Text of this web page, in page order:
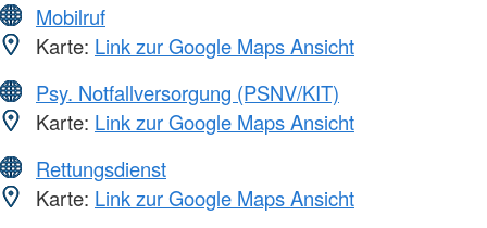
Mobilruf
Karte: Link zur Google Maps Ansicht
Psy. Notfallversorgung (PSNV/KIT)
Karte: Link zur Google Maps Ansicht
Rettungsdienst
Karte: Link zur Google Maps Ansicht